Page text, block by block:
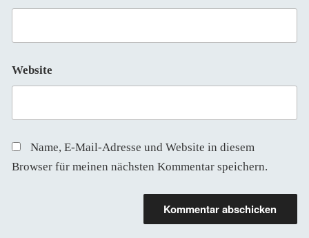
Website
Name, E-Mail-Adresse und Website in diesem
Browser für meinen nächsten Kommentar speichern.